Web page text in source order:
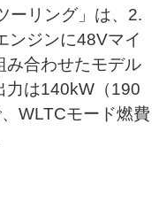
ーリング」は、2.
ンジンに48Vマイ
み合わせたモデル
力は140kW（190
WLTCモード燃費